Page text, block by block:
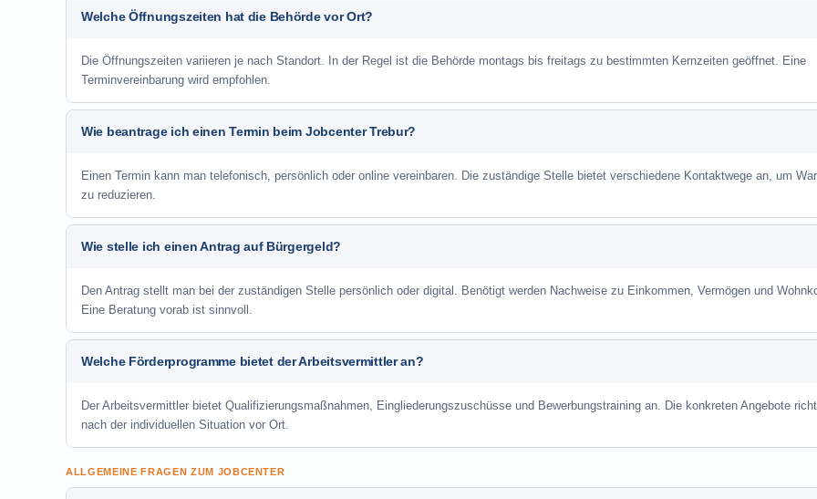
Welche Öffnungszeiten hat die Behörde vor Ort?
Die Öffnungszeiten variieren je nach Standort. In der Regel ist die Behörde montags bis freitags zu bestimmten Kernzeiten geöffnet. Eine
Terminvereinbarung wird empfohlen.
Wie beantrage ich einen Termin beim Jobcenter Trebur?
Einen Termin kann man telefonisch, persönlich oder online vereinbaren. Die zuständige Stelle bietet verschiedene Kontaktwege an, um
zu reduzieren.
Wie stelle ich einen Antrag auf Bürgergeld?
Den Antrag stellt man bei der zuständigen Stelle persönlich oder digital. Benötigt werden Nachweise zu Einkommen, Vermögen und
Eine Beratung vorab ist sinnvoll.
Welche Förderprogramme bietet der Arbeitsvermittler an?
Der Arbeitsvermittler bietet Qualifizierungsmaßnahmen, Eingliederungszuschüsse und Bewerbungstraining an. Die konkreten Angebote
nach der individuellen Situation vor Ort.
ALLGEMEINE FRAGEN ZUM JOBCENTER